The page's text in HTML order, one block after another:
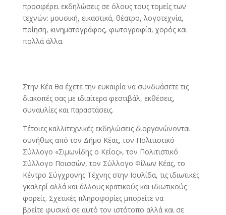
προσφέρει εκδηλώσεις σε όλους τους τομείς των
τεχνών: μουσική, εικαστικά, θέατρο, λογοτεχνία,
ποίηση, κινηματογράφος, φωτογραφία, χορός και
πολλά άλλα.
Στην Κέα θα έχετε την ευκαιρία να συνδυάσετε τις
διακοπές σας με ιδιαίτερα φεστιβάλ, εκθέσεις,
συναυλίες και παραστάσεις.
Τέτοιες καλλιτεχνικές εκδηλώσεις διοργανώνονται
συνήθως από τον Δήμο Κέας, τον Πολιτιστικό
Σύλλογο «Σιμωνίδης ο Κείος», τον Πολιτιστικό
Σύλλογο Ποισσών, τον Σύλλογο Φίλων Κέας, το
Κέντρο Σύγχρονης Τέχνης στην Ιουλίδα, τις ιδιωτικές
γκαλερί αλλά και άλλους κρατικούς και ιδιωτικούς
φορείς. Σχετικές πληροφορίες μπορείτε να
βρείτε φυσικά σε αυτό τον ιστότοπο αλλά και σε